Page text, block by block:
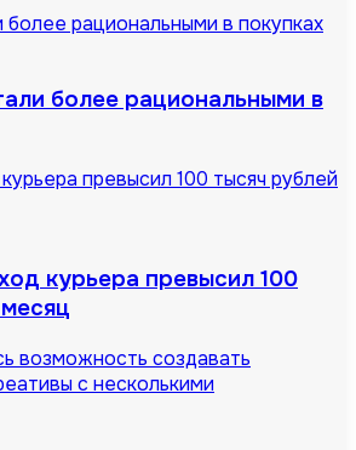
более рациональными в покупках
более рациональными в
превысил 100 тысяч рублей
курьера превысил 100
возможность создавать
с несколькими